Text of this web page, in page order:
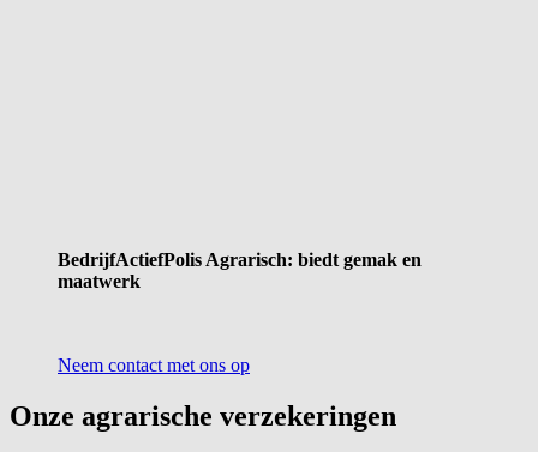
BedrijfActiefPolis Agrarisch: biedt gemak en
maatwerk
Neem contact met ons op
Onze agrarische verzekeringen